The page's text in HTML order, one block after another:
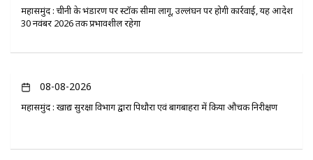
महासमुंद : चीनी के भंडारण पर स्टॉक सीमा लागू, उल्लंघन पर होगी कार्रवाई, यह आदेश
30 नवंबर 2026 तक प्रभावशील रहेगा
08-08-2026
महासमुंद : खाद्य सुरक्षा विभाग द्वारा पिथौरा एवं बागबाहरा में किया औचक निरीक्षण